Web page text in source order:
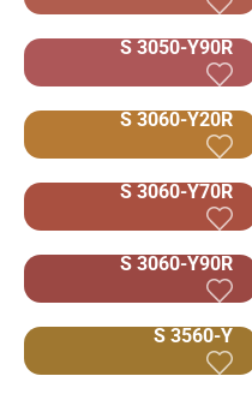
S 3050-Y90R
S 3060-Y20R
S 3060-Y70R
S 3060-Y90R
S 3560-Y